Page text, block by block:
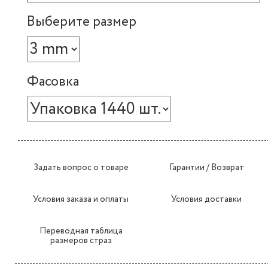
Выберите размер
Фасовка
Задать вопрос о товаре Гарантии / Возврат
Условия заказа и оплаты Условия доставки
Переводная таблица
размеров страз